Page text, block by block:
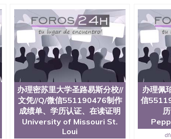
办理密苏里大学圣路易斯分校//
文凭//Q/微信551190476制作
成绩单、学历认证、在读证明
University of Missouri St.
Loui
办理佩
信